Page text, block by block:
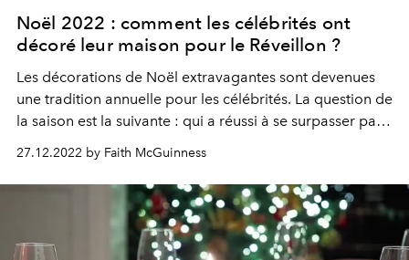
Noël 2022 : comment les célébrités ont
décoré leur maison pour le Réveillon ?
Les décorations de Noël extravagantes sont devenues
une tradition annuelle pour les célébrités. La question de
la saison est la suivante : qui a réussi à se surpasser par
rapport à l'année dernière ?
27.12.2022 by Faith McGuinness